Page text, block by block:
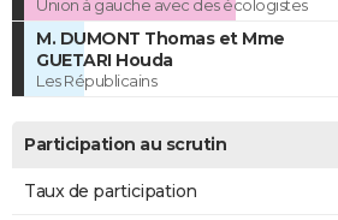
Union à gauche avec des écologistes
M. DUMONT Thomas et Mme
GUETARI Houda
Les Républicains
Participation au scrutin
Taux de participation